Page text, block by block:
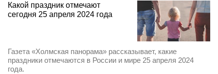
Какой праздник отмечают
сегодня 25 апреля 2024 года
Газета «Холмская панорама» рассказывает, какие
праздники отмечаются в России и мире 25 апреля 2024
года.